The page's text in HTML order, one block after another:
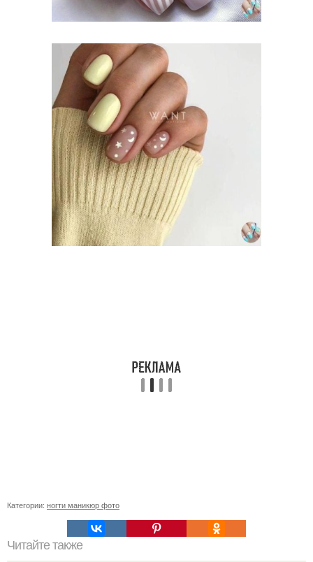
Категории: ногти маникюр фото
Читайте также